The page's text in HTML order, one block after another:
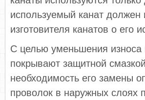
используемый канат должен
изготовителя канатов о его
С целью уменьшения износа
покрывают защитной
необходимость его замены
проволок в наружных слоях